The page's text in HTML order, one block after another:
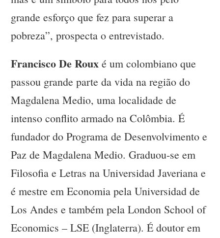
grande esforço que fez para superar a
pobreza”, prospecta o entrevistado.
Francisco De Roux é um colombiano que
passou grande parte da vida na região do
Magdalena Medio, uma localidade de
intenso conflito armado na Colômbia. É
fundador do Programa de Desenvolvimento e
Paz de Magdalena Medio. Graduou-se em
Filosofia e Letras na Universidad Javeriana e
é mestre em Economia pela Universidad de
Los Andes e também pela London School of
Economics – LSE (Inglaterra). É doutor em